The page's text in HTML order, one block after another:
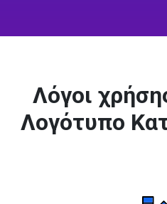
Λόγοι
Λογότυπο